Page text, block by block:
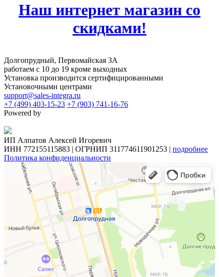
Наш интернет магазин со
скидками!
Долгопрудный, Первомайская 3А
работаем с 10 до 19 кроме выходных
Установка производится сертифицированными
Установочными центрами
support@sales-integra.ru
+7 (499) 403-15-23 +7 (903) 741-16-76
Powered by
ИП Алпатов Алексей Игоревич
ИНН 772155115883 | ОГРНИП 311774611901253 | подробнее
Политика конфиденциальности